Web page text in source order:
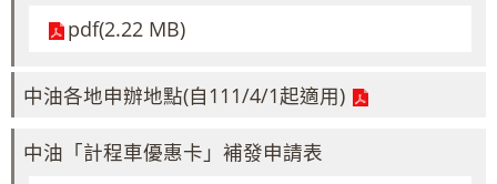
pdf(2.22 MB)
中油各地申辦地點(自111/4/1起適用)
中油「計程車優惠卡」補發申請表